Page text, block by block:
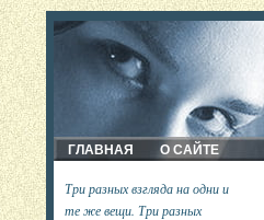
ГЛАВНАЯ О САЙТЕ
Три разных взгляда на одни и
те же вещи. Три разных